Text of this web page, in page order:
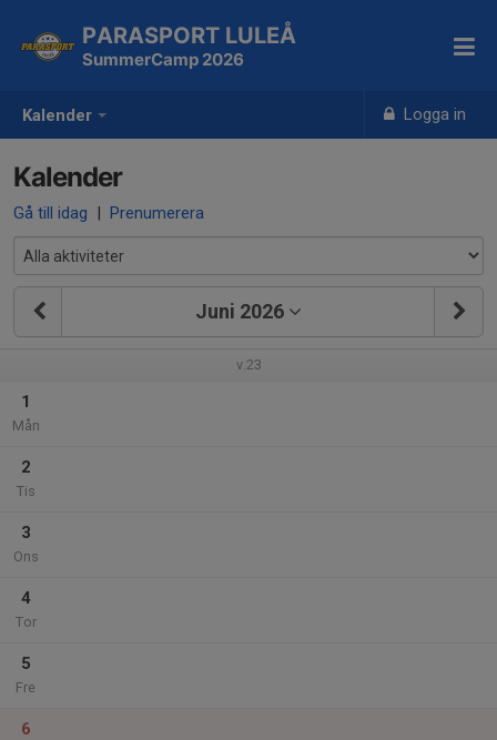
Kalender Logga in
PARASPORT LULEÅ
SummerCamp 2026
Kalender
Gå till idag | Prenumerera
Juni 2026
v.23
1
Mån
2
Tis
3
Ons
4
Tor
5
Fre
6